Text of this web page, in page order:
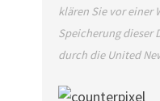
klären Sie vor einer
Speicherung dieser
durch die United